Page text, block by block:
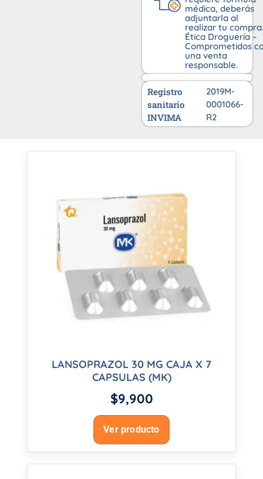
médica, deberás
adjuntarla al
realizar tu compra.
Ética Droguería –
Comprometidos
una venta
responsable.
Registro
sanitario
INVIMA
2019M-
0001066-
R2
LANSOPRAZOL 30 MG CAJA X 7
CAPSULAS (MK)
$9,900
Ver producto